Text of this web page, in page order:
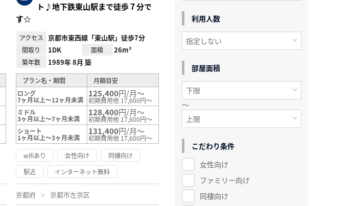
ト♪地下鉄東山駅まで徒歩７分で
す☆
アクセス 京都市東西線「東山駅」徒歩7分
間取り 1DK 面積 26m²
築年数 1989年 8月 築
プラン名・期間
月額目安
ロング
7ヶ月以上～12ヶ月未満
125,400円/月～
初期費用他 17,600円～
ミドル
3ヶ月以上～7ヶ月未満
128,400円/月～
初期費用他 17,600円～
ショート
1ヶ月以上～3ヶ月未満
131,400円/月～
初期費用他 17,600円～
wifiあり
女性向け
同棲向け
駅近
インターネット無料
京都府 京都市左京区
利用人数
部屋面積
～
こだわり条件
女性向け
ファミリー向け
同棲向け